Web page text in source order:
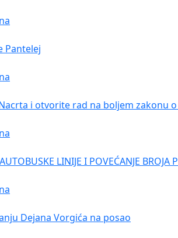
Pantelej
i otvorite rad na boljem zakonu
LINIJE I POVEĆANJE BROJA
Dejana Vorgića na posao